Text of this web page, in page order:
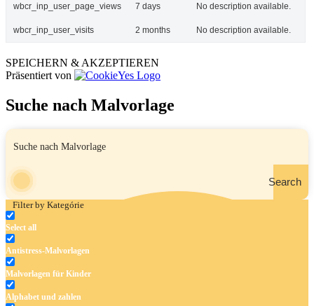
wbcr_inp_user_page_views 7 days No description available.
wbcr_inp_user_visits 2 months No description available.
SPEICHERN & AKZEPTIEREN
Präsentiert von
Suche nach Malvorlage
Search
Filter by Kategórie
Select all
Antistress-Malvorlagen
Malvorlagen für Kinder
Alphabet und zahlen